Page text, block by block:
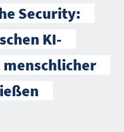
Security:
KI-